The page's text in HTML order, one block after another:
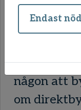
med
tänka på
och till en
någon att
om
Endast